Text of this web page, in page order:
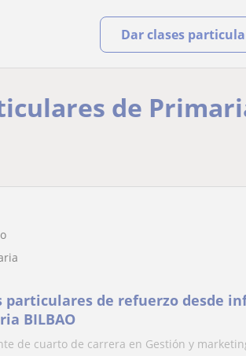
Dar clases
de
particulares de refuerzo desde
BILBAO
de cuarto de carrera en Gestión y